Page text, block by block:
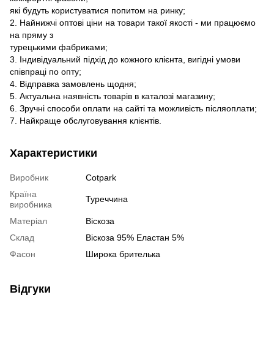
які будуть користуватися попитом на ринку;
2. Найнижчі оптові ціни на товари такої якості - ми працюємо
на пряму з
турецькими фабриками;
3. Індивідуальний підхід до кожного клієнта, вигідні умови
співпраці по опту;
4. Відправка замовлень щодня;
5. Актуальна наявність товарів в каталозі магазину;
6. Зручні способи оплати на сайті та можливість післяоплати;
7. Найкраще обслуговування клієнтів.
Характеристики
Виробник
Cotpark
Країна
виробника
Туреччина
Матеріал
Віскоза
Склад
Віскоза 95% Еластан 5%
Фасон
Широка брителька
Відгуки